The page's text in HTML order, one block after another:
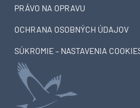
PRÁVO NA OPRAVU
OCHRANA OSOBNÝCH ÚDAJOV
SÚKROMIE – NASTAVENIA